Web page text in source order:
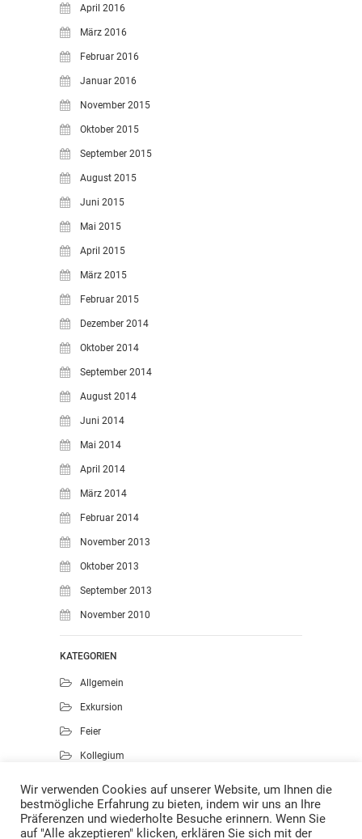
April 2016
März 2016
Februar 2016
Januar 2016
November 2015
Oktober 2015
September 2015
August 2015
Juni 2015
Mai 2015
April 2015
März 2015
Februar 2015
Dezember 2014
Oktober 2014
September 2014
August 2014
Juni 2014
Mai 2014
April 2014
März 2014
Februar 2014
November 2013
Oktober 2013
September 2013
November 2010
KATEGORIEN
Allgemein
Exkursion
Feier
Kollegium
Musik
Projekte
Wir verwenden Cookies auf unserer Website, um Ihnen die
bestmögliche Erfahrung zu bieten, indem wir uns an Ihre
Präferenzen und wiederholte Besuche erinnern. Wenn Sie
auf "Alle akzeptieren" klicken, erklären Sie sich mit der